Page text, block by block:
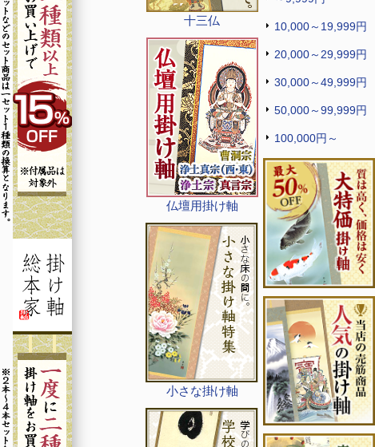
十三仏
仏壇用掛け軸
小さな掛け軸
10,000～19,999円
20,000～29,999円
30,000～49,999円
50,000～99,999円
100,000円～